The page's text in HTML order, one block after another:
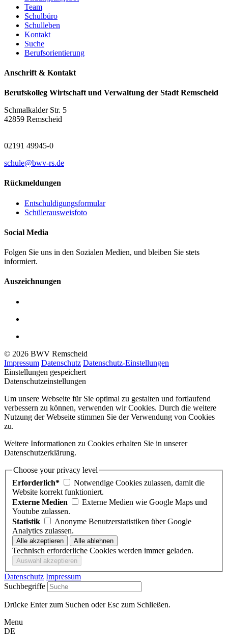
Team
Schulbüro
Schulleben
Kontakt
Suche
Berufsorientierung
Anschrift & Kontakt
Berufskolleg Wirtschaft und Verwaltung der Stadt Remscheid
Schmalkalder Str. 5
42859 Remscheid
02191 49945-0
schule@bwv-rs.de
Rückmeldungen
Entschuldigungsformular
Schülerausweisfoto
Social Media
Folgen Sie uns in den Sozialen Medien, und bleiben Sie stets
informiert.
Auszeichnungen
© 2026 BWV Remscheid
Impressum Datenschutz Datenschutz-Einstellungen
Einstellungen gespeichert
Datenschutzeinstellungen
Um unsere Webseite für Sie optimal zu gestalten und fortlaufend
verbessern zu können, verwenden wir Cookies. Durch die weitere
Nutzung der Webseite stimmen Sie der Verwendung von Cookies
zu.
Weitere Informationen zu Cookies erhalten Sie in unserer
Datenschutzerklärung.
Choose your privacy level
Erforderlich*
Notwendige Cookies zulassen, damit die
Website korrekt funktioniert.
Externe Medien
Externe Medien wie Google Maps und
Youtube zulassen.
Statistik
Anonyme Benutzerstatistiken über Google
Analytics zulassen.
Technisch erforderliche Cookies werden immer geladen.
Datenschutz Impressum
Suchbegriffe
Drücke Enter zum Suchen oder Esc zum Schließen.
Menu
DE